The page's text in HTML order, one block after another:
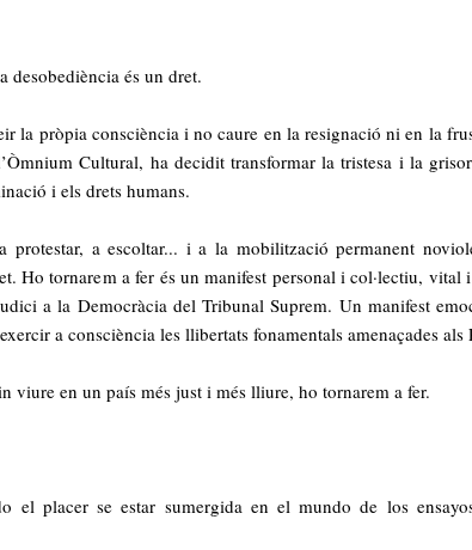
desobediència és un dret.
la pròpia consciència i no caure en la resignació ni en la
Cultural, ha decidit transformar la tristesa i la
i els drets humans.
protestar, a escoltar... i a la mobilització permanent
Ho tornarem a fer és un manifest personal i col·lectiu, vital
a la Democràcia del Tribunal Suprem. Un manifest
a consciència les llibertats fonamentals amenaçades als
viure en un país més just i més lliure, ho tornarem a fer.
el placer se estar sumergida en el mundo de los